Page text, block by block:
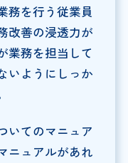
務を行う従業員
改善の浸透力が
業務を担当して
いようにしっか
いてのマニュア
ニュアルがあれ